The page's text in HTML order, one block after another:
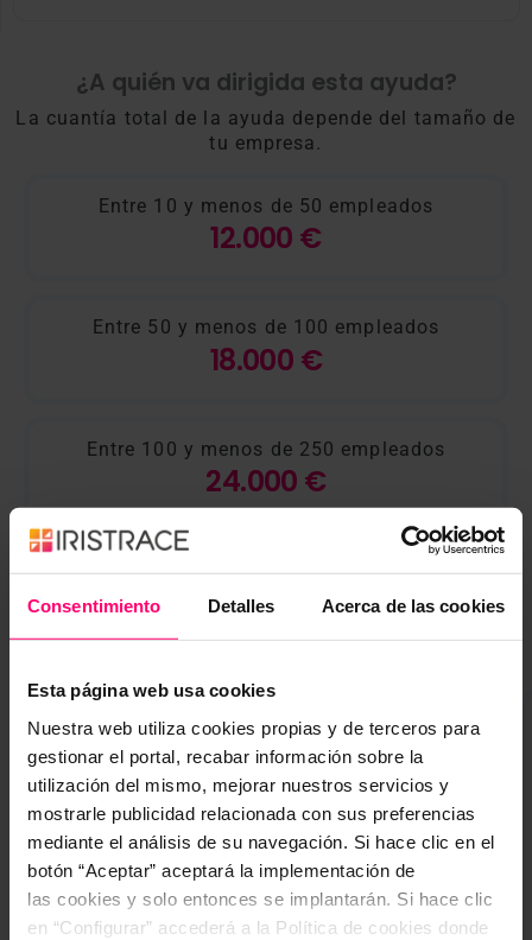
Consentimiento Detalles Acerca de las cookies
Esta página web usa cookies
Nuestra web utiliza cookies propias y de terceros para
gestionar el portal, recabar información sobre la
utilización del mismo, mejorar nuestros servicios y
mostrarle publicidad relacionada con sus preferencias
mediante el análisis de su navegación. Si hace clic en el
botón “Aceptar” aceptará la implementación de
las cookies y solo entonces se implantarán. Si hace clic
en “Configurar” accederá a la Política de cookies donde
¿A quién va dirigida esta ayuda?
La cuantía total de la ayuda depende del tamaño de
tu empresa.
Entre 10 y menos de 50 empleados
12.000 €
Entre 50 y menos de 100 empleados
18.000 €
Entre 100 y menos de 250 empleados
24.000 €
¿Cómo te podemos ayudar?
Solicitando el Kit Consulting te podemos ayudar
Ayuda
máxima 6000€
Servicio de Asesoramiento en
Inteligencia Artificial
Este servicio ofrece un plan completo para
integrar inteligencia artificial en tu pyme,
incluyendo: